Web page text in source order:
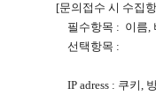
[문의접수 시 수집
필수항목 : 이름,
선택항목 :
IP adress : 쿠키,